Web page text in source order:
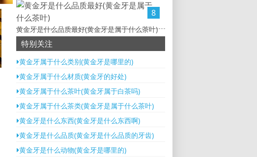
8
黄金牙是什么品质最好(黄金牙是属于什么茶叶)
特别关注
黄金牙属于什么类别(黄金牙是哪里的)
黄金牙属于什么材质(黄金牙的好处)
黄金牙属于什么茶叶(黄金牙属于白茶吗)
黄金牙属于什么茶类(黄金牙是属于什么茶叶)
黄金牙是什么东西(黄金牙是什么东西啊)
黄金牙是什么品质(黄金牙是什么品质的牙齿)
黄金牙是什么动物(黄金牙是哪里的)